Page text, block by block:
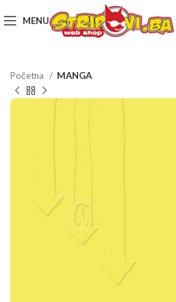
MENU
Početna MANGA